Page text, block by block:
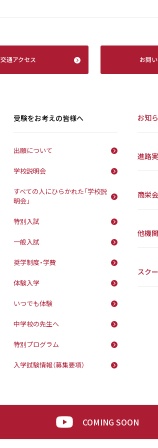
交通アクセス お問
受験をお考えの皆様へ
出願について
学校説明会
すべての人にひらかれた「学校説
明会」
特別入試
一般入試
奨学制度・学費
体験入学
いつでも体験
中学校の先生へ
特別プログラム
入学試験情報（募集要項）
お知
進路
商栄
他機
スク
COMING SOON